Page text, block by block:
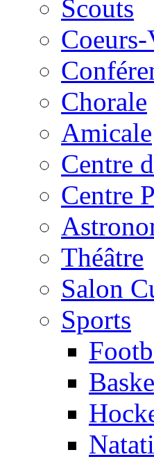
Scouts
Chorale
Amicale
Centre
Centre
Théâtre
Salon
Sports